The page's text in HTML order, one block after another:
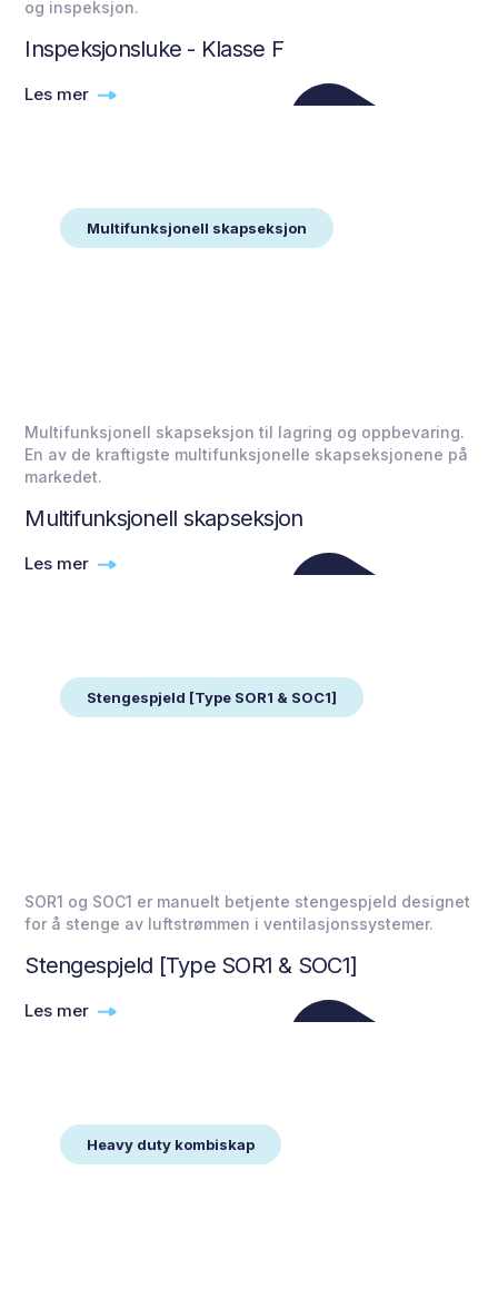
og inspeksjon.
Inspeksjonsluke - Klasse F
Les mer
Multifunksjonell skapseksjon
Multifunksjonell skapseksjon til lagring og oppbevaring.
En av de kraftigste multifunksjonelle skapseksjonene på
markedet.
Multifunksjonell skapseksjon
Les mer
Stengespjeld [Type SOR1 & SOC1]
SOR1 og SOC1 er manuelt betjente stengespjeld designet
for å stenge av luftstrømmen i ventilasjonssystemer.
Stengespjeld [Type SOR1 & SOC1]
Les mer
Heavy duty kombiskap